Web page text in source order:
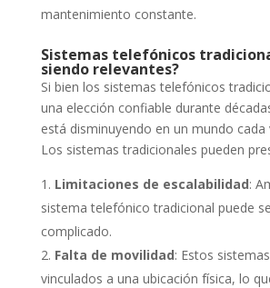
mantenimiento constante.
Sistemas telefónicos
siendo relevantes?
Si bien los sistemas telefónicos
una elección confiable durante
está disminuyendo en un mundo cada
Los sistemas tradicionales pueden
Limitaciones de escalabilidad:
sistema telefónico tradicional puede
complicado.
Falta de movilidad: Estos
vinculados a una ubicación física, lo